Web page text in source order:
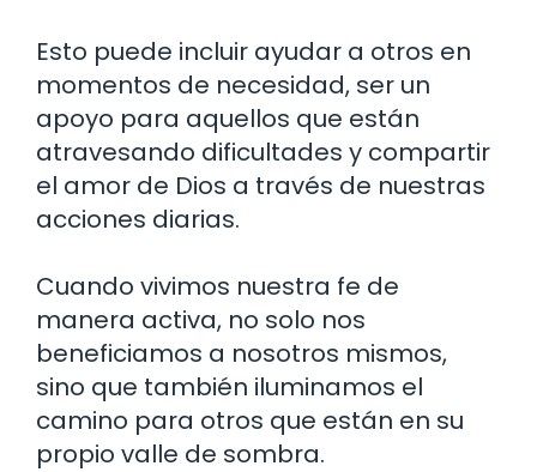
Esto puede incluir ayudar a otros en
momentos de necesidad, ser un
apoyo para aquellos que están
atravesando dificultades y compartir
el amor de Dios a través de nuestras
acciones diarias.
Cuando vivimos nuestra fe de
manera activa, no solo nos
beneficiamos a nosotros mismos,
sino que también iluminamos el
camino para otros que están en su
propio valle de sombra.